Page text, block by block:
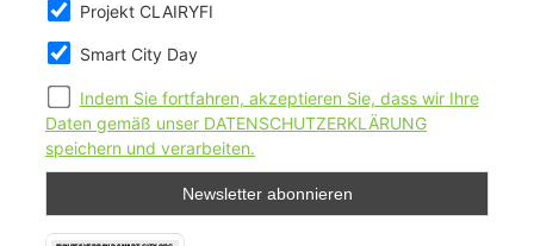
Projekt CLAIRYFI
Smart City Day
Indem Sie fortfahren, akzeptieren Sie, dass wir Ihre
Daten gemäß unser DATENSCHUTZERKLÄRUNG
speichern und verarbeiten.